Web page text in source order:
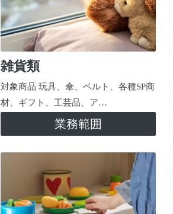
雑貨類
対象商品 玩具、傘、ベルト、各種SP商
材、ギフト、工芸品、ア…
業務範囲